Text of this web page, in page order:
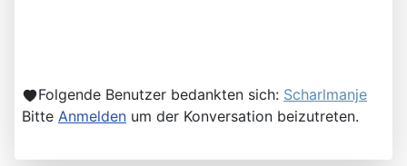
Folgende Benutzer bedankten sich: Scharlmanje
Bitte Anmelden um der Konversation beizutreten.